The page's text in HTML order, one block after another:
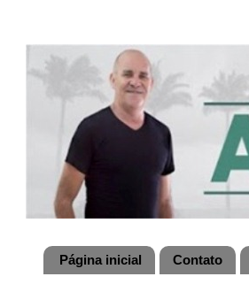
Página inicial Contato